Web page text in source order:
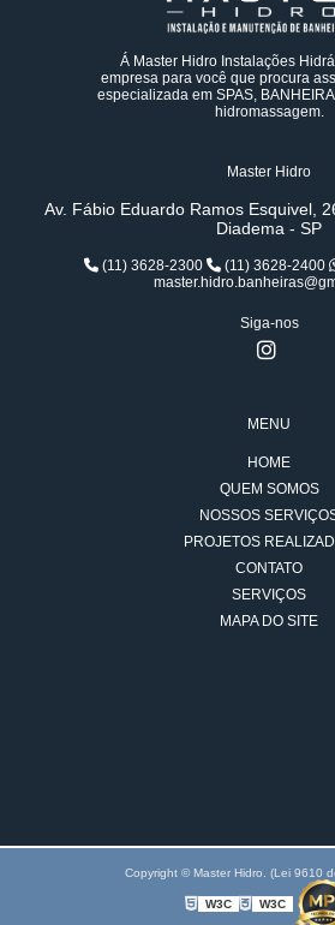
Á Master Hidro Instalações
empresa para você que procura
especializada em SPAS,
hidromassagem.
Master Hidro
Av. Fábio Eduardo Ramos Esquivel,
Diadema - SP
(11) 3628-2300 (11) 3628-2400
Siga-nos
MENU
HOME
QUEM SOMOS
NOSSOS
PROJETOS
CONTATO
SERVIÇOS
MAPA DO SITE
Copyright © Master Hidro. (Lei 9610
W3C W3C